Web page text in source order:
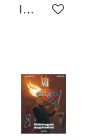
In winkelwagen